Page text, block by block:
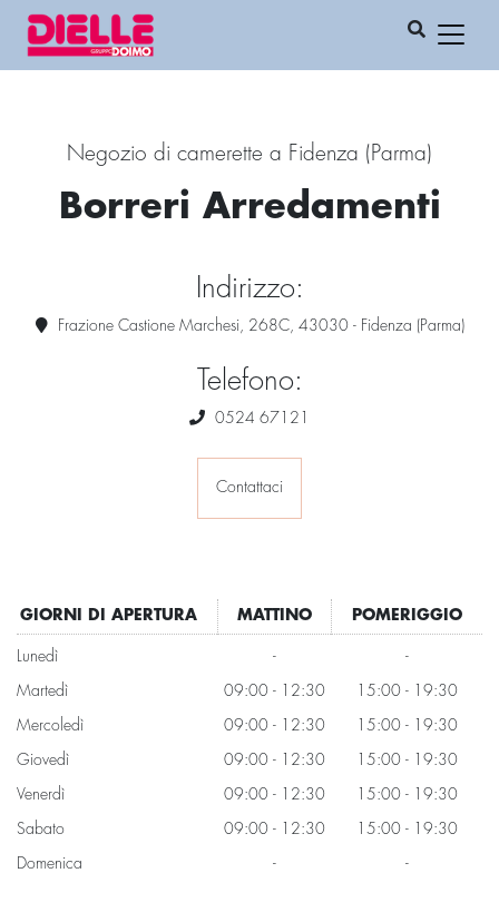
Negozio di camerette a Fidenza (Parma)
Borreri Arredamenti
Indirizzo:
Frazione Castione Marchesi, 268C, 43030 - Fidenza (Parma)
Telefono:
0524 67121
Contattaci
GIORNI DI APERTURA MATTINO POMERIGGIO
Lunedì -
-
Martedì
09:00 - 12:30
15:00 - 19:30
Mercoledì
09:00 - 12:30
15:00 - 19:30
Giovedì
09:00 - 12:30
15:00 - 19:30
Venerdì
09:00 - 12:30
15:00 - 19:30
Sabato
09:00 - 12:30
15:00 - 19:30
Domenica
- -